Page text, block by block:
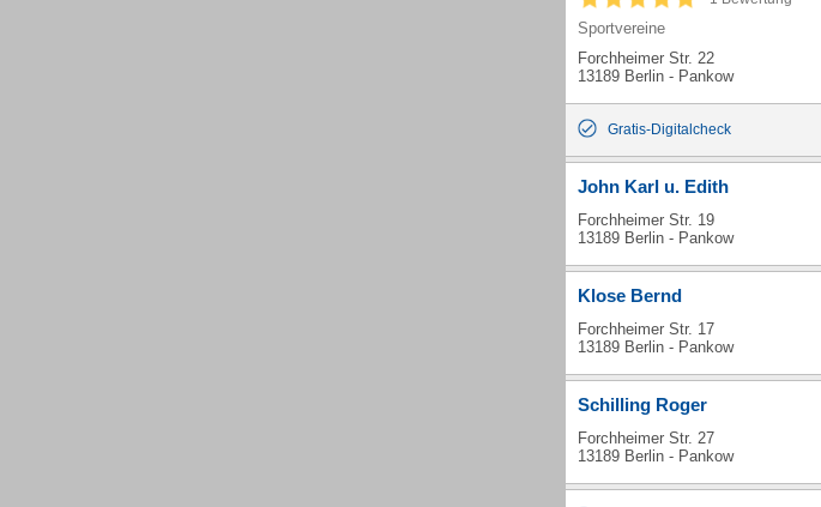
Sportvereine
Forchheimer Str. 22
13189 Berlin - Pankow
Gratis-Digitalcheck
John Karl u. Edith
Forchheimer Str. 19
13189 Berlin - Pankow
Klose Bernd
Forchheimer Str. 17
13189 Berlin - Pankow
Schilling Roger
Forchheimer Str. 27
13189 Berlin - Pankow